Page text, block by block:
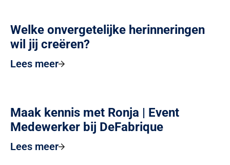
Welke onvergetelijke herinneringen
wil jij creëren?
Lees meer
Maak kennis met Ronja | Event
Medewerker bij DeFabrique
Lees meer